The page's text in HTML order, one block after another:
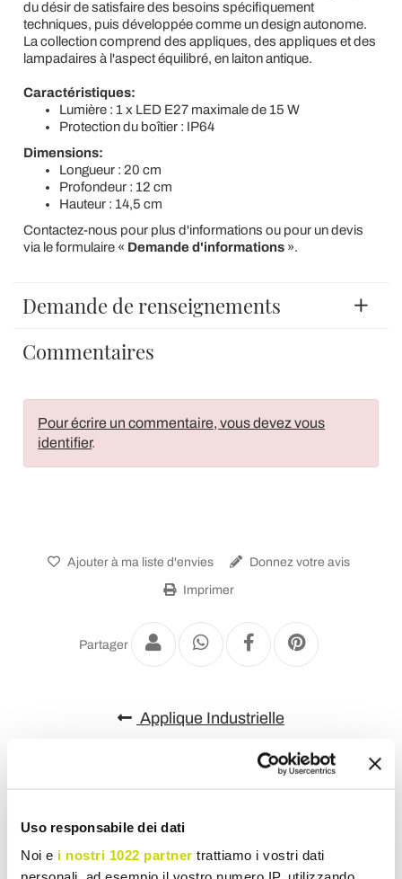
Uso responsabile dei dati
Noi e i nostri 1022 partner trattiamo i vostri dati
du désir de satisfaire des besoins spécifiquement
techniques, puis développée comme un design autonome.
La collection comprend des appliques, des appliques et des
lampadaires à l'aspect équilibré, en laiton antique.
Caractéristiques:
Lumière : 1 x LED E27 maximale de 15 W
Protection du boîtier : IP64
Dimensions:
Longueur : 20 cm
Profondeur : 12 cm
Hauteur : 14,5 cm
Contactez-nous pour plus d'informations ou pour un devis
via le formulaire « Demande d'informations».
Demande de renseignements
Commentaires
Pour écrire un commentaire, vous devez vous
identifier.
Ajouter à ma liste d'envies Donnez votre avis
Imprimer
Partager
Applique Industrielle